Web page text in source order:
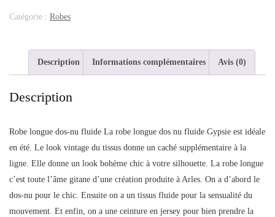
Catégorie : Robes
Description Informations complémentaires Avis (0)
Description
Robe longue dos-nu fluide La robe longue dos nu fluide Gypsie est idéale
en été. Le look vintage du tissus donne un caché supplémentaire à la
ligne. Elle donne un look bohème chic à votre silhouette. La robe longue
c’est toute l’âme gitane d’une création produite à Arles. On a d’abord le
dos-nu pour le chic. Ensuite on a un tissus fluide pour la sensualité du
mouvement. Et enfin, on a une ceinture en jersey pour bien prendre la